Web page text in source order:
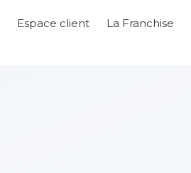
Espace client La Franchise